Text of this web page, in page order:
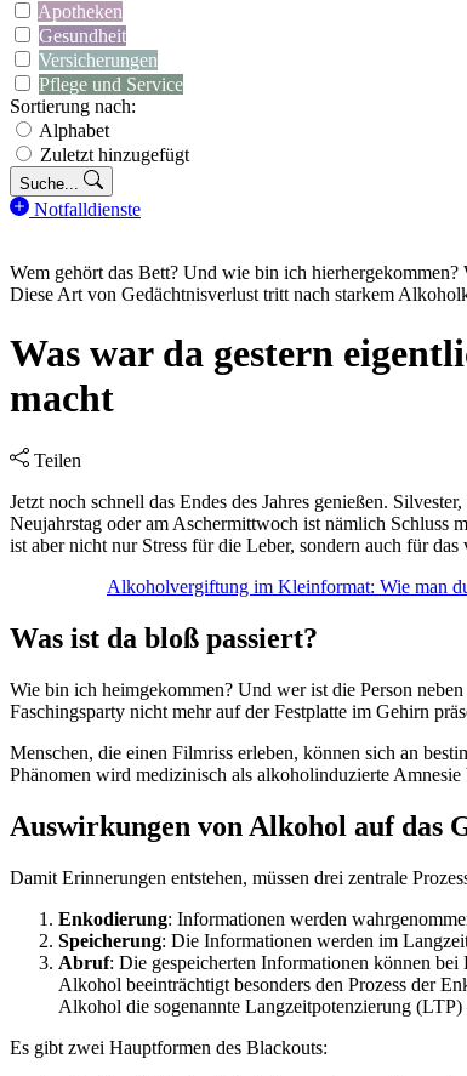
Apotheken
Gesundheit
Versicherungen
Pflege und Service
Sortierung nach:
Alphabet
Zuletzt hinzugefügt
Suche...
Notfalldienste
Wem gehört das Bett? Und wie bin ich
Diese Art von Gedächtnisverlust tritt nach starkem
Was war da gestern
macht
Teilen
Jetzt noch schnell das Endes des Jahres genießen.
Neujahrstag oder am Aschermittwoch ist nämlich Schluss
ist aber nicht nur Stress für die Leber, sondern auch für
Alkoholvergiftung im Kleinformat: Wie man
Was ist da bloß passiert?
Wie bin ich heimgekommen? Und wer ist die Person
Faschingsparty nicht mehr auf der Festplatte im Gehirn
Menschen, die einen Filmriss erleben, können sich an
Phänomen wird medizinisch als alkoholinduzierte
Auswirkungen von Alkohol auf das
Damit Erinnerungen entstehen, müssen drei zentrale
Enkodierung: Informationen werden
Speicherung: Die Informationen werden im
Abruf: Die gespeicherten Informationen können bei
Alkohol beeinträchtigt besonders den Prozess der
Alkohol die sogenannte Langzeitpotenzierung
Es gibt zwei Hauptformen des Blackouts: